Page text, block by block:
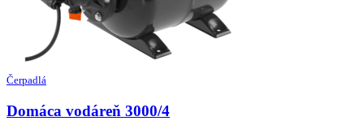
Čerpadlá
Domáca vodáreň 3000/4